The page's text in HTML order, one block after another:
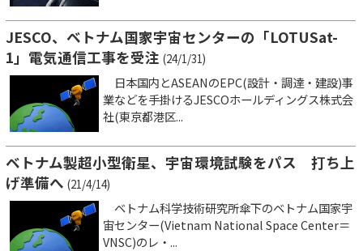
JESCO、ベトナム国家宇宙センターの「LOTUSat-
1」電気通信工事を受注 (24/1/31)
日本国内とASEANのEPC(設計・調達・建設)事
業などを手掛けるJESCOホールディングス株式会
社(東京都港区...
ベトナム製超小型衛星、宇宙環境試験をパス 打ち上
げ準備へ (21/4/14)
ベトナム科学技術研究所傘下のベトナム国家宇
宙センター(Vietnam National Space Center＝
VNSC)のレ・...